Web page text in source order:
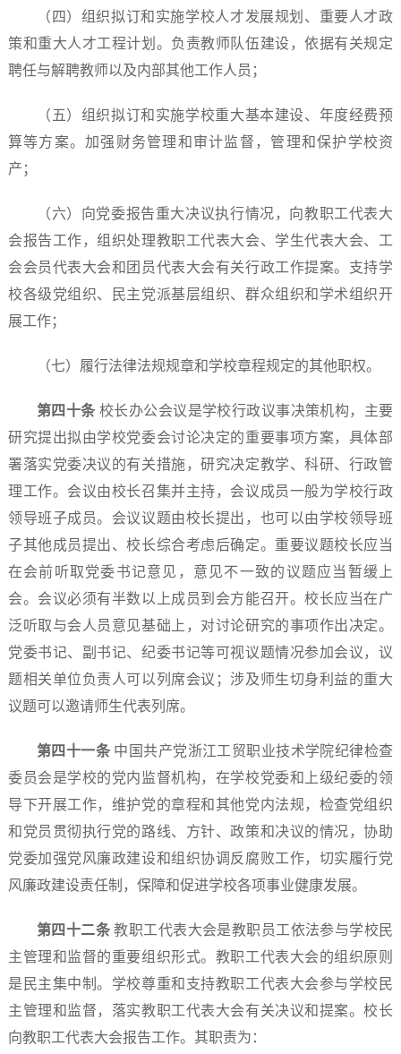
（四）组织拟订和实施学校人才发展规划、重要人才政
策和重大人才工程计划。负责教师队伍建设，依据有关规定
聘任与解聘教师以及内部其他工作人员；
（五）组织拟订和实施学校重大基本建设、年度经费预
算等方案。加强财务管理和审计监督，管理和保护学校资
产；
（六）向党委报告重大决议执行情况，向教职工代表大
会报告工作，组织处理教职工代表大会、学生代表大会、工
会会员代表大会和团员代表大会有关行政工作提案。支持学
校各级党组织、民主党派基层组织、群众组织和学术组织开
展工作；
（七）履行法律法规规章和学校章程规定的其他职权。
第四 十条 校长办公会议是学校行政议事决策机构，主要
研究提出拟由学校党委会讨论决定的重要事项方案，具体部
署落实党委决议的有关措施，研究决定教学、科研、行政管
理工作。会议由校长召集并主持，会议成员一般为学校行政
领导班子成员。会议议题由校长提出，也可以由学校领导班
子其他成员提出、校长综合考虑后确定。重要议题校长应当
在会前听取党委书记意见，意见不一致的议题应当暂缓上
会。会议必须有半数以上成员到会方能召开。校长应当在广
泛听取与会人员意见基础上，对讨论研究的事项作出决定。
党委书记、副书记、纪委书记等可视议题情况参加会议，议
题相关单位负责人可以列席会议；涉及师生切身利益的重大
议题可以邀请师生代表列席。
第四十一条 中国共产党浙江工贸职业技术学院纪律检查
委员会是学校的党内监督机构，在学校党委和上级纪委的领
导下开展工作，维护党的章程和其他党内法规，检查党组织
和党员贯彻执行党的路线、方针、政策和决议的情况，协助
党委加强党风廉政建设和组织协调反腐败工作，切实履行党
风廉政建设责任制，保障和促进学校各项事业健康发展。
第四十二条 教职工代表大会是教职员工依法参与学校民
主管理和监督的重要组织形式。教职工代表大会的组织原则
是民主集中制。学校尊重和支持教职工代表大会参与学校民
主管理和监督，落实教职工代表大会有关决议和提案。校长
向教职工代表大会报告工作。其职责为：